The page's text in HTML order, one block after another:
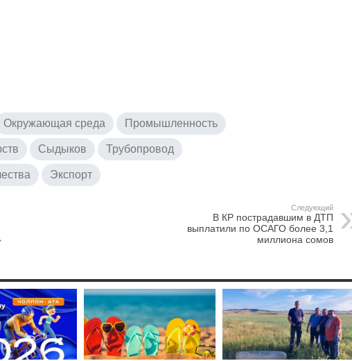
Окружающая среда Промышленность
Сыдыков Трубопровод
Экспорт
Следующий
В КР пострадавшим в ДТП
выплатили по ОСАГО более 3,1
миллиона сомов